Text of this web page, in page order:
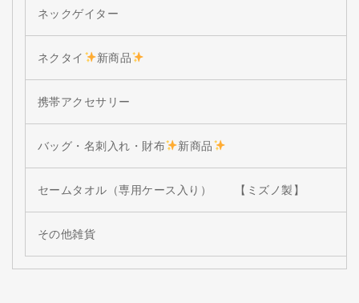
ネックゲイター
ネクタイ 新商品
携帯アクセサリー
バッグ・名刺入れ・財布 新商品
セームタオル（専用ケース入り） 【ミズノ製】
その他雑貨